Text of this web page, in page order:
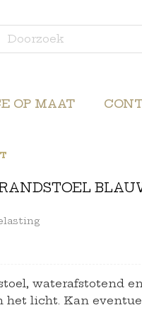
OP MAAT
waterafstotend
het licht. Kan